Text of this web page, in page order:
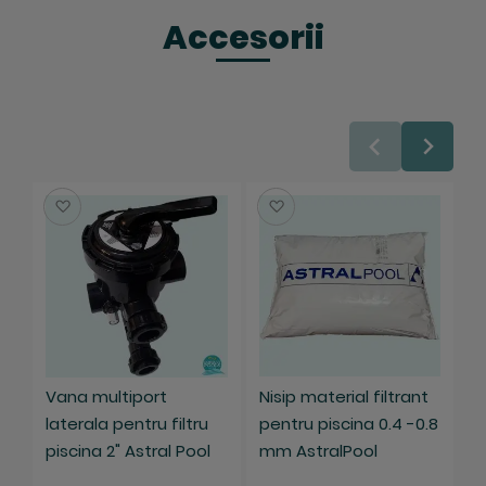
Filtrul nu se livreaza impreuna cu materialul
filtrant si vana multiport a filtrului cod 28512.
Cantitate de material filtrant necesar: 190 kg.
Accesorii
Vana multiport
laterala pentru filtru
piscina 2" Astral Pool
Salveaza
Nisip material filtrant
pentru piscina 0.4 -0.8
mm AstralPool